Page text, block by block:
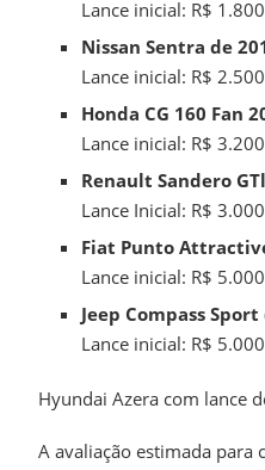
Lance inicial: R$ 1.800
Nissan Sentra de
Lance inicial: R$ 2.500
Honda CG 160 Fan
Lance inicial: R$ 3.200
Renault Sandero
Lance Inicial: R$ 3.000
Fiat Punto
Lance inicial: R$ 5.000
Jeep Compass Sport
Lance inicial: R$ 5.000
Hyundai Azera com lance
A avaliação estimada para